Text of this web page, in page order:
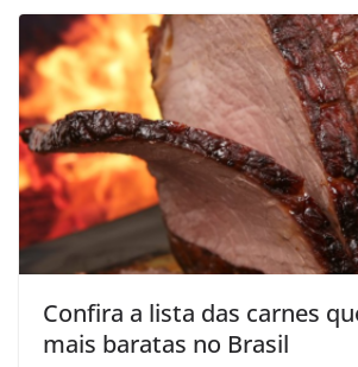
Confira a lista das carnes
mais baratas no Brasil